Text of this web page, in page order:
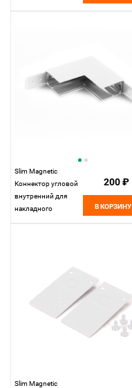
Slim Magnetic
Коннектор угловой
внутренний для
накладного
200 ₽
В КОРЗИНУ
Slim Magnetic